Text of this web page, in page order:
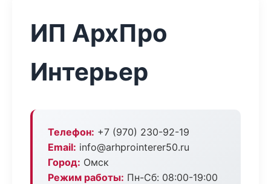
ИП АрхПро
Интерьер
Телефон: +7 (970) 230-92-19
Email: info@arhprointerer50.ru
Город: Омск
Режим работы: Пн-Сб: 08:00-19:00